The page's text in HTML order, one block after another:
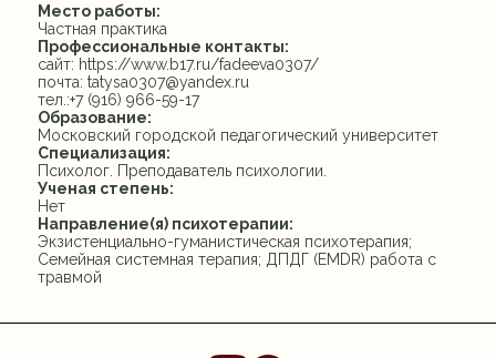
Место работы:
Частная практика
Профессиональные контакты:
сайт: https://www.b17.ru/fadeeva0307/
почта: tatysa0307@yandex.ru
тел.:+7 (916) 966-59-17
Образование:
Московский городской педагогический университет
Специализация:
Психолог. Преподаватель психологии.
Ученая степень:
Нет
Направление(я) психотерапии:
Экзистенциально-гуманистическая психотерапия;
Семейная системная терапия; ДПДГ (EMDR) работа с
травмой